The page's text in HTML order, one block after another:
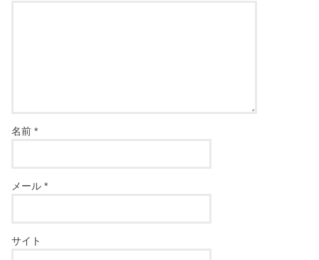
名前*
メール*
サイト